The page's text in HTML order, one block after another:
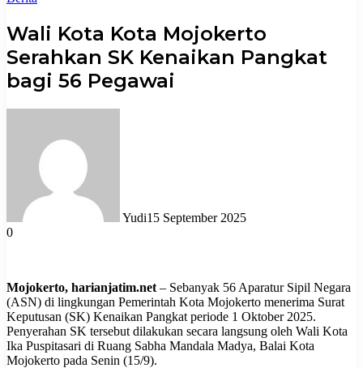
Wali Kota Kota Mojokerto
Serahkan SK Kenaikan Pangkat
bagi 56 Pegawai
Yudi15 September 2025
0
Mojokerto, harianjatim.net – Sebanyak 56 Aparatur Sipil Negara
(ASN) di lingkungan Pemerintah Kota Mojokerto menerima Surat
Keputusan (SK) Kenaikan Pangkat periode 1 Oktober 2025.
Penyerahan SK tersebut dilakukan secara langsung oleh Wali Kota
Ika Puspitasari di Ruang Sabha Mandala Madya, Balai Kota
Mojokerto pada Senin (15/9).